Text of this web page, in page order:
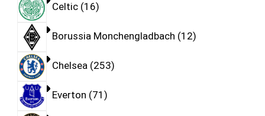
Celtic 16
Borussia Monchengladbach 12
Chelsea 253
Everton 71